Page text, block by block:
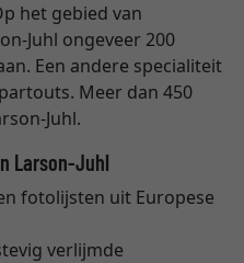
het gebied van
Juhl ongeveer 200
Een andere specialiteit
Meer dan 450
Juhl.
Larson-Juhl
fotolijsten uit Europese
verlijmde